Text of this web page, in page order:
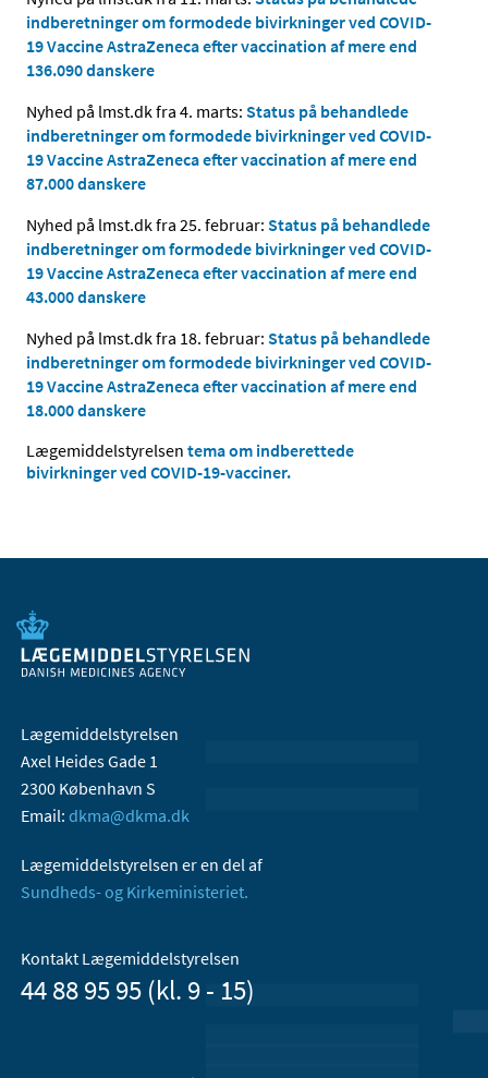
indberetninger om formodede bivirkninger ved COVID-
19 Vaccine AstraZeneca efter vaccination af mere end
136.090 danskere
Nyhed på lmst.dk fra 4. marts: Status på behandlede
indberetninger om formodede bivirkninger ved COVID-
19 Vaccine AstraZeneca efter vaccination af mere end
87.000 danskere
Nyhed på lmst.dk fra 25. februar: Status på behandlede
indberetninger om formodede bivirkninger ved COVID-
19 Vaccine AstraZeneca efter vaccination af mere end
43.000 danskere
Nyhed på lmst.dk fra 18. februar: Status på behandlede
indberetninger om formodede bivirkninger ved COVID-
19 Vaccine AstraZeneca efter vaccination af mere end
18.000 danskere
Lægemiddelstyrelsen tema om indberettede
bivirkninger ved COVID-19-vacciner.
Lægemiddelstyrelsen
Axel Heides Gade 1
2300 København S
Email: dkma@dkma.dk
Lægemiddelstyrelsen er en del af
Sundheds- og Kirkeministeriet.
Kontakt Lægemiddelstyrelsen
44 88 95 95 (kl. 9 - 15)